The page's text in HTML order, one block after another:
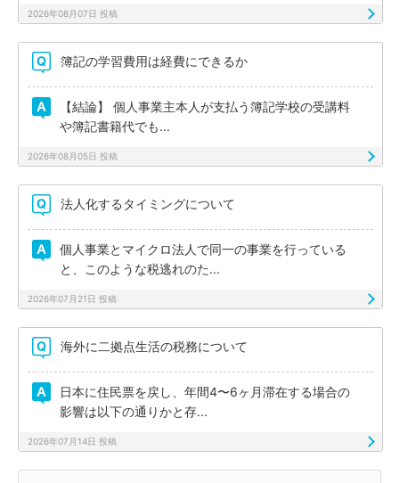
2026年08月07日 投稿
簿記の学習費用は経費にできるか
【結論】 個人事業主本人が支払う簿記学校の受講料
や簿記書籍代でも...
2026年08月05日 投稿
法人化するタイミングについて
個人事業とマイクロ法人で同一の事業を行っている
と、このような税逃れのた...
2026年07月21日 投稿
海外に二拠点生活の税務について
日本に住民票を戻し、年間4〜6ヶ月滞在する場合の
影響は以下の通りかと存...
2026年07月14日 投稿